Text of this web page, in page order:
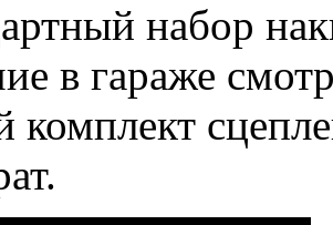
набор
в гараже
комплект